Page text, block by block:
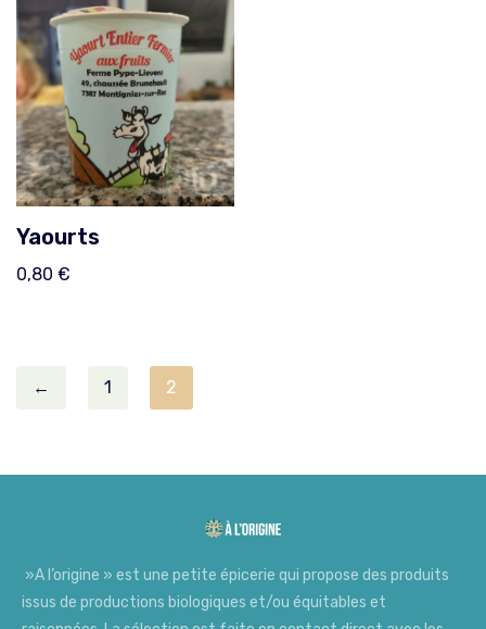
Yaourts
0,80 €
← 1 2
»A l’origine » est une petite épicerie qui propose des produits
issus de productions biologiques et/ou équitables et